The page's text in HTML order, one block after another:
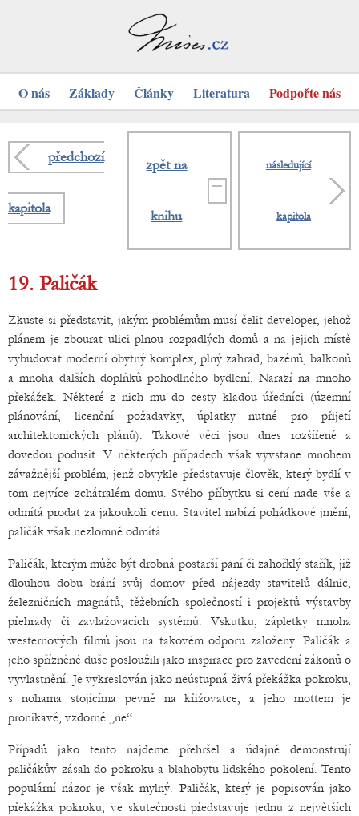
O nás Základy Články Literatura Podpořte nás
předchozí
kapitola
zpět na
knihu
následující
kapitola
19. Paličák
Zkuste si představit, jakým problémům musí čelit developer, jehož
plánem je zbourat ulici plnou rozpadlých domů a na jejich místě
vybudovat moderní obytný komplex, plný zahrad, bazénů, balkonů
a mnoha dalších doplňků pohodlného bydlení. Narazí na mnoho
překážek. Některé z nich mu do cesty kladou úředníci (územní
plánování, licenční požadavky, úplatky nutné pro přijetí
architektonických plánů). Takové věci jsou dnes rozšířené a
dovedou podusit. V některých případech však vyvstane mnohem
závažnější problém, jenž obvykle představuje člověk, který bydlí v
tom nejvíce zchátralém domu. Svého příbytku si cení nade vše a
odmítá prodat za jakoukoli cenu. Stavitel nabízí pohádkové jmění,
paličák však nezlomně odmítá.
Paličák, kterým může být drobná postarší paní či zahořklý stařík, již
dlouhou dobu brání svůj domov před nájezdy stavitelů dálnic,
železničních magnátů, těžebních společností i projektů výstavby
přehrady či zavlažovacích systémů. Vskutku, zápletky mnoha
westernových filmů jsou na takovém odporu založeny. Paličák a
jeho spřízněné duše posloužili jako inspirace pro zavedení zákonů o
vyvlastnění. Je vykreslován jako neústupná živá překážka pokroku,
s nohama stojícíma pevně na křižovatce, a jeho mottem je
pronikavé, vzdorné „ne“.
Případů jako tento najdeme přehršel a údajně demonstrují
paličákův zásah do pokroku a blahobytu lidského pokolení. Tento
populární názor je však mylný. Paličák, který je popisován jako
překážka pokroku, ve skutečnosti představuje jednu z největších